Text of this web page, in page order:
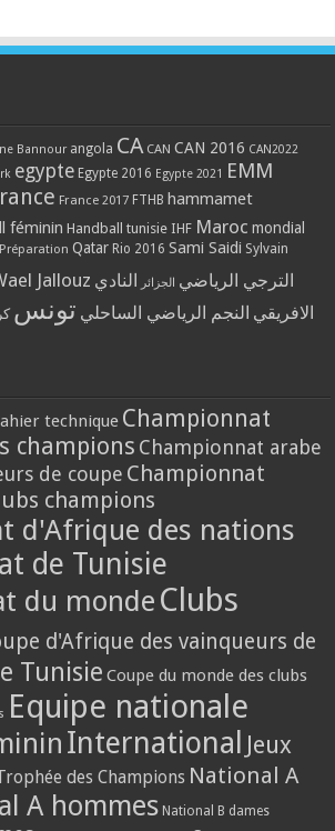
Bannour angola CA CAN CAN 2016 CAN2022
egypte Egypte 2016 Egypte 2021 EMM
France 2017 FTHB hammamet
féminin Handball tunisie IHF Maroc mondial
Préparation Qatar Rio 2016 Sami Saidi Sylvain
Jallouz الترجي الرياضي الجزائر
النادي
الافريقي النجم الرياضي الساحلي تونس
technique Championnat
champions Championnat arabe
de coupe Championnat
champions
d'Afrique des nations
de Tunisie
du monde Clubs
d'Afrique des vainqueurs de
Tunisie Coupe du monde des clubs
Equipe nationale
International Jeux
des Champions National A
A hommes National B dames